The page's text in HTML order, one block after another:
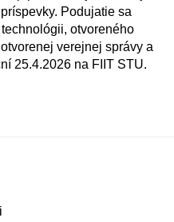
Podujatie sa
otvoreného
verejnej správy a
25.4.2026 na FIIT STU.